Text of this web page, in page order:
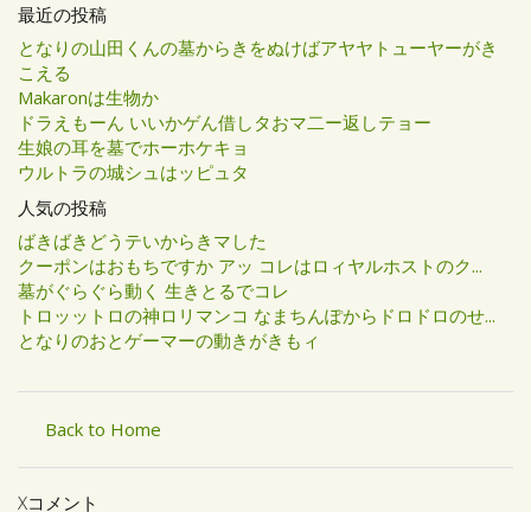
最近の投稿
となりの山田くんの墓からきをぬけばアヤヤトューヤーがき
こえる
Makaronは生物か
ドラえもーん いいかゲん借しタおマ二ー返しテョー
生娘の耳を墓でホーホケキョ
ウルトラの城シュはッピュタ
人気の投稿
ばきばきどうテいからきマした
クーポンはおもちですか アッ コレはロィヤルホストのク...
墓がぐらぐら動く 生きとるでコレ
トロッットロの神ロリマンコ なまちんぽからドロドロのせ...
となりのおとゲーマーの動きがきもィ
Back to Home
Xコメント